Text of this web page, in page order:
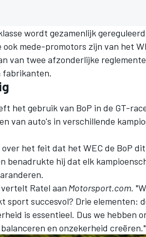
wordt gezamenlijk
ook mede-promotors zijn van het
van twee afzonderlijke
fabrikanten.
het gebruik van BoP in de GT-
van auto's in verschillende
over het feit dat het WEC de BoP
benadrukte hij dat elk
Ratel aan Motorsport.com.
sport succesvol? Drie elementen:
is essentieel. Dus we hebben
en onzekerheid creëren."